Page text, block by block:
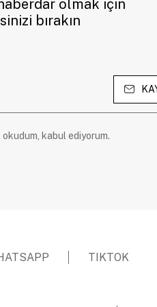
olmak için
bırakın
okudum, kabul ediyorum.
TIKTOK